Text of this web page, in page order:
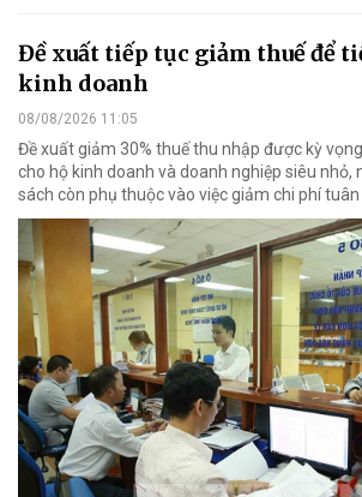
Đề xuất tiếp tục giảm thuế để
kinh doanh
08/08/2026 11:05
Đề xuất giảm 30% thuế thu nhập được kỳ
cho hộ kinh doanh và doanh nghiệp siêu nhỏ,
sách còn phụ thuộc vào việc giảm chi phí tuân